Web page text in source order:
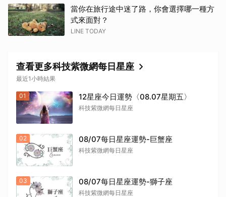
當你在旅行途中迷了路，你會選擇哪一種方
式來面對？
LINE TODAY
查看更多科技紫微網每日星座
最近1小時結果
01 12星座今日運勢〈08.07星期五〉
科技紫微網每日星座
02 08/07每日星座運勢-巨蟹座
科技紫微網每日星座
03 08/07每日星座運勢-獅子座
科技紫微網每日星座